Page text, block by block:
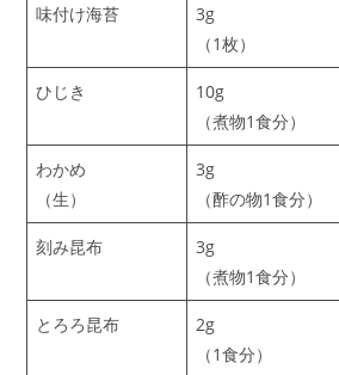
味付け海苔
3g
（1枚）
ひじき
10g
（煮物1食分）
わかめ
（生）
3g
（酢の物1食分）
刻み昆布
3g
（煮物1食分）
とろろ昆布
2g
（1食分）